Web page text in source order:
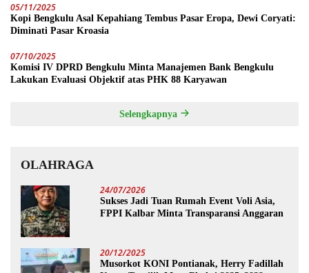
05/11/2025
Kopi Bengkulu Asal Kepahiang Tembus Pasar Eropa, Dewi Coryati:
Diminati Pasar Kroasia
07/10/2025
Komisi IV DPRD Bengkulu Minta Manajemen Bank Bengkulu
Lakukan Evaluasi Objektif atas PHK 88 Karyawan
Selengkapnya
OLAHRAGA
24/07/2026
Sukses Jadi Tuan Rumah Event Voli Asia,
FPPI Kalbar Minta Transparansi Anggaran
20/12/2025
Musorkot KONI Pontianak, Herry Fadillah